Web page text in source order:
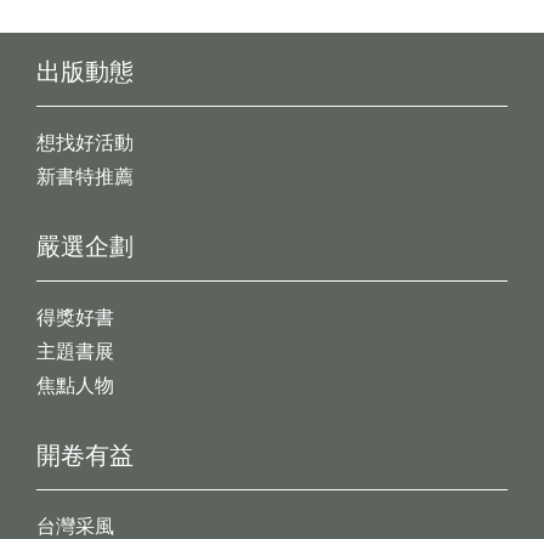
出版動態
想找好活動
新書特推薦
開卷有益
台灣采風
嚴選企劃
得獎好書
主題書展
焦點人物